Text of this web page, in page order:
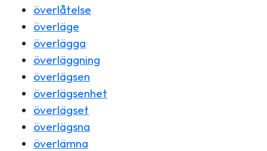
överlåtelse
överläge
överlägga
överläggning
överlägsen
överlägsenhet
överlägset
överlägsna
överlämna